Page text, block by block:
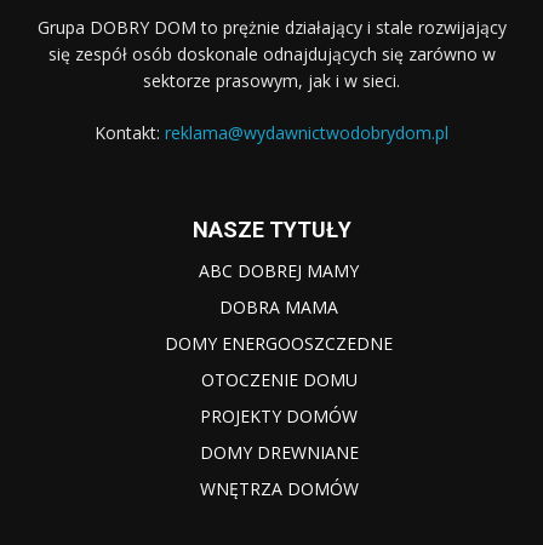
Grupa DOBRY DOM to prężnie działający i stale rozwijający
się zespół osób doskonale odnajdujących się zarówno w
sektorze prasowym, jak i w sieci.
Kontakt: reklama@wydawnictwodobrydom.pl
NASZE TYTUŁY
ABC DOBREJ MAMY
DOBRA MAMA
DOMY ENERGOOSZCZEDNE
OTOCZENIE DOMU
PROJEKTY DOMÓW
DOMY DREWNIANE
WNĘTRZA DOMÓW